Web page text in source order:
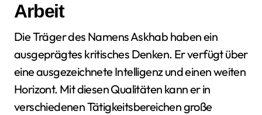
Arbeit
Die Träger des Namens Askhab haben ein
ausgeprägtes kritisches Denken. Er verfügt über
eine ausgezeichnete Intelligenz und einen weiten
Horizont. Mit diesen Qualitäten kann er in
verschiedenen Tätigkeitsbereichen große